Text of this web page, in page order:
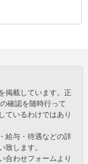
掲載しています。正
確認を随時行って
ているわけではあり
給与・待遇などの詳
します。
合わせフォームより